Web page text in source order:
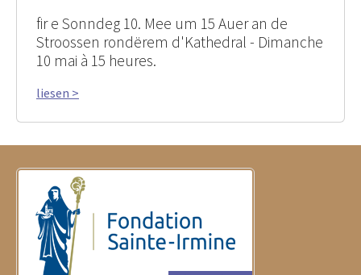
fir e Sonndeg 10. Mee um 15 Auer an de
Stroossen rondërem d'Kathedral - Dimanche
10 mai à 15 heures.
liesen >